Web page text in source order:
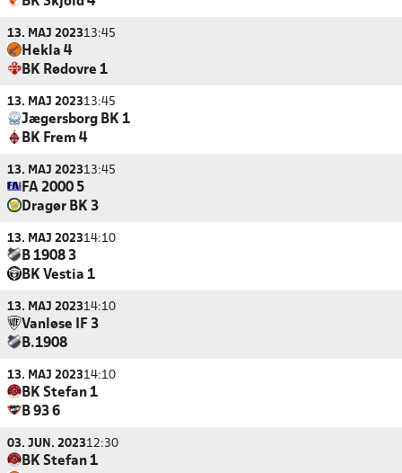
13. MAJ 202313:45
Hekla 4
BK Rødovre 1
13. MAJ 202313:45
Jægersborg BK 1
BK Frem 4
13. MAJ 202313:45
FA 2000 5
Dragør BK 3
13. MAJ 202314:10
B 1908 3
BK Vestia 1
13. MAJ 202314:10
Vanløse IF 3
B.1908
13. MAJ 202314:10
BK Stefan 1
B 93 6
03. JUN. 202312:30
BK Stefan 1